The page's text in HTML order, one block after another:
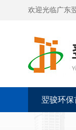
欢迎光临广东
翌骏环保